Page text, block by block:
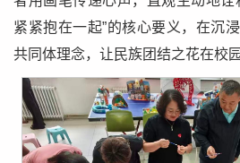
紧紧抱在一起”的核心要义，在沉
共同体理念，让民族团结之花在校